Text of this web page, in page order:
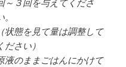
。
（状態を見て量は調整して
ださい）
液のままごはんにかけて